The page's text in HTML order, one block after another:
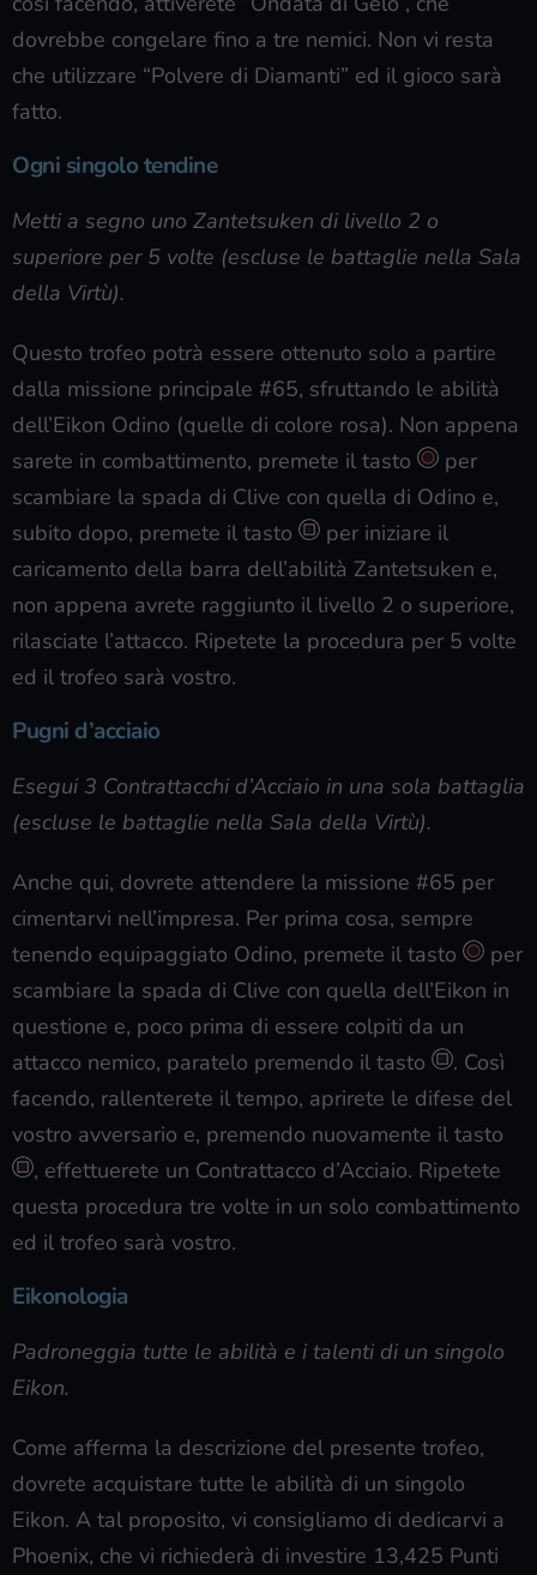
dovrebbe congelare fino a tre nemici. Non vi resta
che utilizzare “Polvere di Diamanti” ed il gioco sarà
fatto.
Ogni singolo tendine
Metti a segno uno Zantetsuken di livello 2 o
superiore per 5 volte (escluse le battaglie nella Sala
della Virtù).
Questo trofeo potrà essere ottenuto solo a partire
dalla missione principale #65, sfruttando le abilità
dell’Eikon Odino (quelle di colore rosa). Non appena
sarete in combattimento, premete il tasto
per
scambiare la spada di Clive con quella di Odino e,
subito dopo, premete il tasto
per iniziare il
caricamento della barra dell’abilità Zantetsuken e,
non appena avrete raggiunto il livello 2 o superiore,
rilasciate l’attacco. Ripetete la procedura per 5 volte
ed il trofeo sarà vostro.
Pugni d’acciaio
Esegui 3 Contrattacchi d’Acciaio in una sola battaglia
(escluse le battaglie nella Sala della Virtù).
Anche qui, dovrete attendere la missione #65 per
cimentarvi nell’impresa. Per prima cosa, sempre
tenendo equipaggiato Odino, premete il tasto
per
scambiare la spada di Clive con quella dell’Eikon in
questione e, poco prima di essere colpiti da un
attacco nemico, paratelo premendo il tasto
. Così
facendo, rallenterete il tempo, aprirete le difese del
vostro avversario e, premendo nuovamente il tasto
, effettuerete un Contrattacco d’Acciaio. Ripetete
questa procedura tre volte in un solo combattimento
ed il trofeo sarà vostro.
Eikonologia
Padroneggia tutte le abilità e i talenti di un singolo
Eikon.
Come afferma la descrizione del presente trofeo,
dovrete acquistare tutte le abilità di un singolo
Eikon. A tal proposito, vi consigliamo di dedicarvi a
Phoenix, che vi richiederà di investire 13,425 Punti